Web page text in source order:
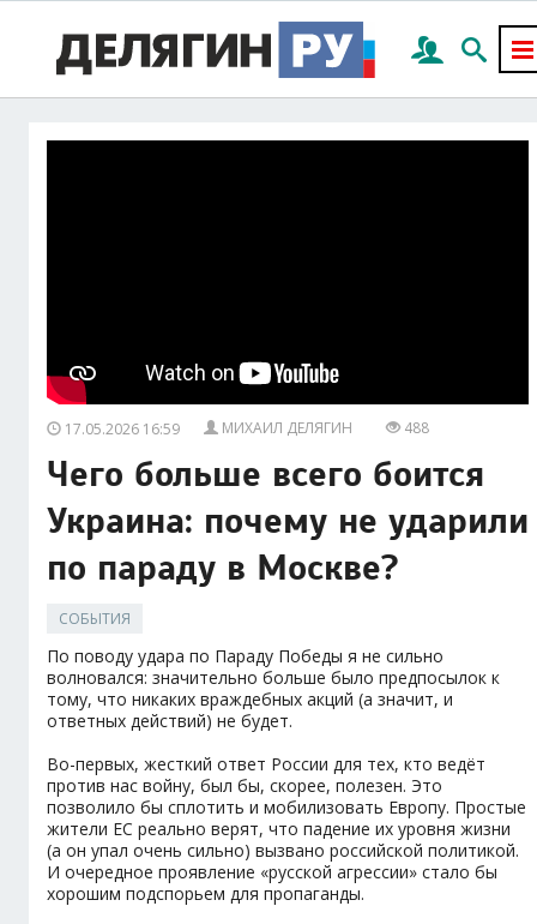
17.05.2026 16:59 МИХАИЛ ДЕЛЯГИН 488
Чего больше всего боится
Украина: почему не ударили
по параду в Москве?
СОБЫТИЯ
По поводу удара по Параду Победы я не сильно
волновался: значительно больше было предпосылок к
тому, что никаких враждебных акций (а значит, и
ответных действий) не будет.
Во-первых, жесткий ответ России для тех, кто ведёт
против нас войну, был бы, скорее, полезен. Это
позволило бы сплотить и мобилизовать Европу. Простые
жители ЕС реально верят, что падение их уровня жизни
(а он упал очень сильно) вызвано российской политикой.
И очередное проявление «русской агрессии» стало бы
хорошим подспорьем для пропаганды.